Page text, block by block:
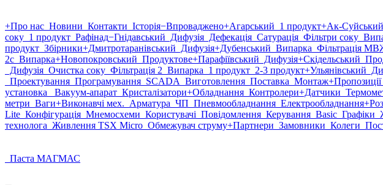
+Про нас Новини Контакти Історія−Впроваджено+Агарський 1 продукт+Ак-Суйський
соку 1 продукт Рафінад−Гнідавський Дифузія Дефекація Сатурація Фільтри соку
продукт Збірники+Дмитротаранівський Дифузія+Дубенський Випарка Фільтрація
2с Випарка+Новопокровський Продуктове+Парафіївський Дифузія+Скідельський
Дифузія Очистка соку Фільтрація 2 Випарка 1 продукт 2-3 продукт+Ульянівський
Проектування Програмування SCADA Виготовлення Поставка Монтаж+Пропозиції
установка
Вакуум-апарат Кристалізатори+Обладнання Контролери+Датчики
метри Ваги+Виконавчі мех. Арматура ЧП Пневмообладнання Електрообладнання
Lite Конфігурація Мнемосхеми Користувачі Повідомлення Керування Basic Графіки
технолога Живлення TSX Micro Обмежувач струму+Партнери Замовники Колеги
Паста МАГМАС